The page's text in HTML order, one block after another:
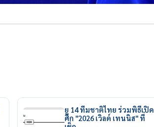
ยู 14 ทีมชาติไทย ร่วมพิธีเปิด
ศึก "2026 เวิลด์ เทนนิส" ที่